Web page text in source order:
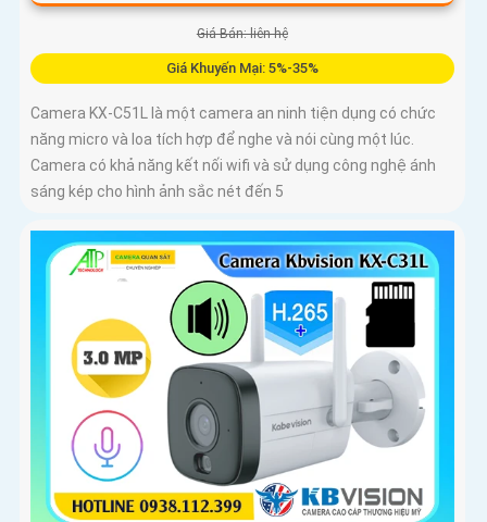
Giá Bán: liên hệ
Giá Khuyến Mại: 5%-35%
Camera KX-C51L là một camera an ninh tiện dụng có chức
năng micro và loa tích hợp để nghe và nói cùng một lúc.
Camera có khả năng kết nối wifi và sử dụng công nghệ ánh
sáng kép cho hình ảnh sắc nét đến 5